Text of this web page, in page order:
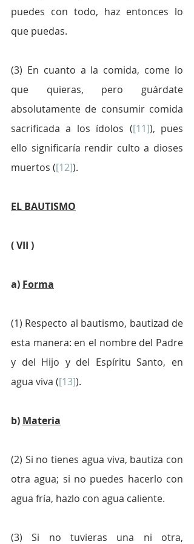
puedes con todo, haz entonces lo
que puedas.
(3) En cuanto a la comida, come lo
que quieras, pero guárdate
absolutamente de consumir comida
sacrificada a los ídolos ([11]), pues
ello significaría rendir culto a dioses
muertos ([12]).
EL BAUTISMO
( VII )
a) Forma
(1) Respecto al bautismo, bautizad de
esta manera: en el nombre del Padre
y del Hijo y del Espíritu Santo, en
agua viva ([13]).
b) Materia
(2) Si no tienes agua viva, bautiza con
otra agua; si no puedes hacerlo con
agua fría, hazlo con agua caliente.
(3) Si no tuvieras una ni otra,